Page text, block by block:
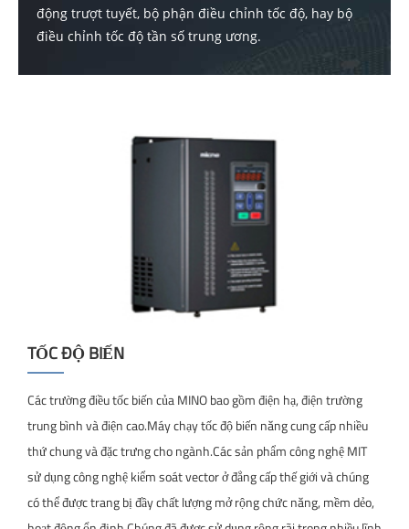
động trượt tuyết, bộ phận điều chỉnh tốc độ, hay bộ
điều chỉnh tốc độ tần số trung ương.
TỐC ĐỘ BIẾN
Các trường điều tốc biến của MINO bao gồm điện hạ, điện trường
trung bình và điện cao.Máy chạy tốc độ biến năng cung cấp nhiều
thứ chung và đặc trưng cho ngành.Các sản phẩm công nghệ MIT
sử dụng công nghệ kiểm soát vector ở đẳng cấp thế giới và chúng
có thể được trang bị đầy chất lượng mở rộng chức năng, mềm dẻo,